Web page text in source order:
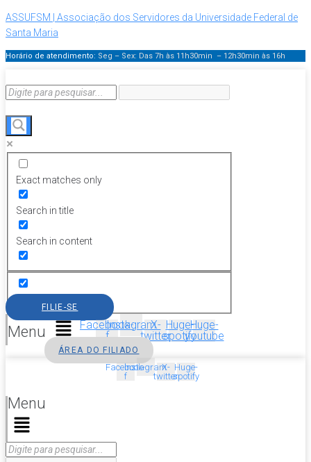
ASSUFSM | Associação dos Servidores da Universidade Federal de
Santa Maria
Horário de atendimento: Seg – Sex: Das 7h às 11h30min – 12h30min às 16h
Exact matches only
Search in title
Search in content
Menu
FILIE-SE
Facebook-
f
InstagramX-
twitter
Huge-
spotify
Huge-
youtube
ÁREA DO FILIADO
Facebook-
f
InstagramX-
twitter
Huge-
spotify
Menu